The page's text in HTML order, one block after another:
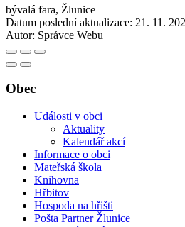
bývalá fara, Žlunice
Datum poslední aktualizace: 21. 11.
Autor: Správce Webu
Obec
Události v obci
Aktuality
Kalendář akcí
Informace o obci
Mateřská škola
Knihovna
Hřbitov
Hospoda na hřišti
Pošta Partner Žlunice